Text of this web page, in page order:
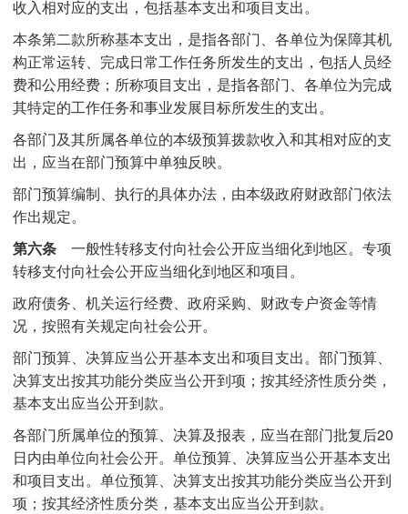
收入相对应的支出，包括基本支出和项目支出。
本条第二款所称基本支出，是指各部门、各单位为保障其机
构正常运转、完成日常工作任务所发生的支出，包括人员经
费和公用经费；所称项目支出，是指各部门、各单位为完成
其特定的工作任务和事业发展目标所发生的支出。
各部门及其所属各单位的本级预算拨款收入和其相对应的支
出，应当在部门预算中单独反映。
部门预算编制、执行的具体办法，由本级政府财政部门依法
作出规定。
第六条一般性转移支付向社会公开应当细化到地区。专项
转移支付向社会公开应当细化到地区和项目。
政府债务、机关运行经费、政府采购、财政专户资金等情
况，按照有关规定向社会公开。
部门预算、决算应当公开基本支出和项目支出。部门预算、
决算支出按其功能分类应当公开到项；按其经济性质分类，
基本支出应当公开到款。
各部门所属单位的预算、决算及报表，应当在部门批复后20
日内由单位向社会公开。单位预算、决算应当公开基本支出
和项目支出。单位预算、决算支出按其功能分类应当公开到
项；按其经济性质分类，基本支出应当公开到款。